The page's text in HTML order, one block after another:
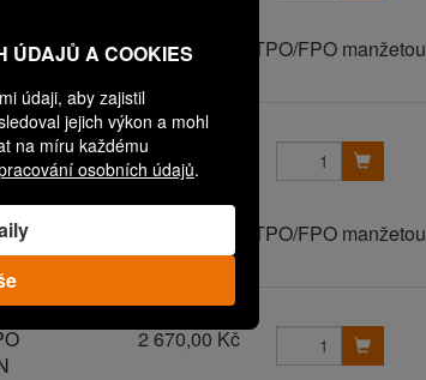
ÚDAJŮ A COOKIES
údaji, aby zajistil
jejich výkon a mohl
na míru každému
osobních údajů.
střechy s integrovanou TPO/FPO manžetou
2 570,00 Kč
střechy s integrovanou TPO/FPO manžetou
2 670,00 Kč